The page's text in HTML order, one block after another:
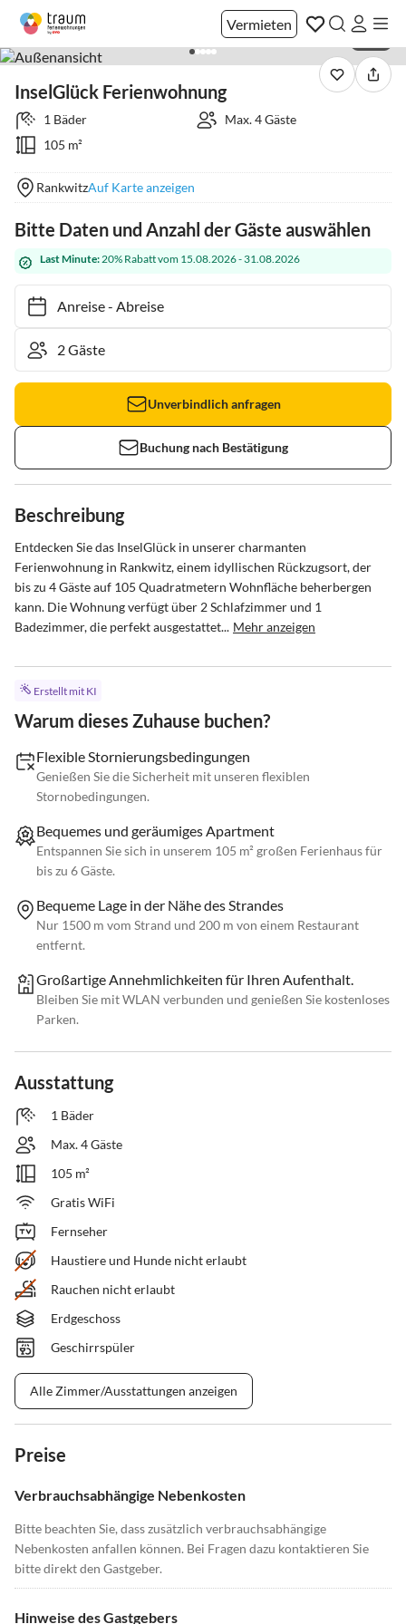
Vermieten
InselGlück Ferienwohnung
1 Bäder
Max. 4 Gäste
105 m²
RankwitzAuf Karte anzeigen
Bitte Daten und Anzahl der Gäste auswählen
Last Minute:20% Rabatt vom 15.08.2026 - 31.08.2026
Anreise- Abreise
Unverbindlich anfragen
Buchung nach Bestätigung
Beschreibung
Entdecken Sie das InselGlück in unserer charmanten
Ferienwohnung in Rankwitz, einem idyllischen Rückzugsort, der
bis zu 4 Gäste auf 105 Quadratmetern Wohnfläche beherbergen
kann. Die Wohnung verfügt über 2 Schlafzimmer und 1
Badezimmer, die perfekt ausgestattet... Mehr anzeigen
Erstellt mit KI
Warum dieses Zuhause buchen?
Flexible Stornierungsbedingungen
Genießen Sie die Sicherheit mit unseren flexiblen
Stornobedingungen.
Bequemes und geräumiges Apartment
Entspannen Sie sich in unserem 105 m² großen Ferienhaus für
bis zu 6 Gäste.
Bequeme Lage in der Nähe des Strandes
Nur 1500 m vom Strand und 200 m von einem Restaurant
entfernt.
Großartige Annehmlichkeiten für Ihren Aufenthalt.
Bleiben Sie mit WLAN verbunden und genießen Sie kostenloses
Parken.
Ausstattung
1 Bäder
Max. 4 Gäste
105 m²
Gratis WiFi
Fernseher
Haustiere und Hunde nicht erlaubt
Rauchen nicht erlaubt
Erdgeschoss
Geschirrspüler
Alle Zimmer/Ausstattungen anzeigen
Preise
Verbrauchsabhängige Nebenkosten
Bitte beachten Sie, dass zusätzlich verbrauchsabhängige
Nebenkosten anfallen können. Bei Fragen dazu kontaktieren Sie
bitte direkt den Gastgeber.
Hinweise des Gastgebers